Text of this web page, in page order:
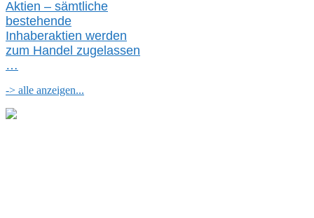
Aktien – sämtliche
bestehende
Inhaberaktien werden
zum Handel zugelassen
…
-> alle anzeigen...